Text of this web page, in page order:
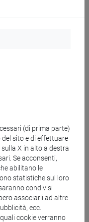
raccontare
indicare vantaggi
il lavoro si
alcune
legato
relazioni
società,
accezione più
utili alla vita
(di prima parte)
sito e di effettuare
X in alto a destra
Se acconsenti,
abilitano le
statistiche sul loro
condivisi
associarli ad altre
ecc.
cookie verranno